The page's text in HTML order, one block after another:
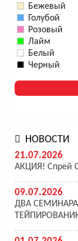
Бежевый
Голубой
Розовый
Лайм
Белый
Черный
НОВОСТИ
21.07.2026
АКЦИЯ! Спрей
09.07.2026
ДВА